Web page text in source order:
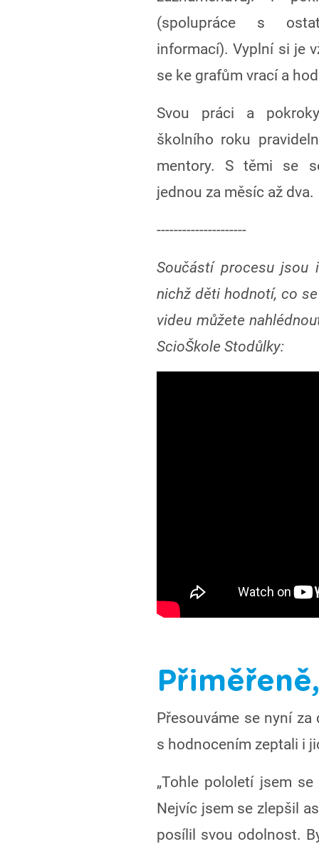
(spolupráce s
informací). Vyplní si je
se ke grafům vrací a
Svou práci a
školního roku
mentory. S těmi se
jednou za měsíc až dva.
---------------------
Součástí procesu jsou
nichž děti hodnotí, co
videu můžete
ScioŠkole Stodůlky:
Přesouváme se nyní
s hodnocením zeptali i
„Tohle pololetí jsem
Nejvíc jsem se zlepšil
posílil svou odolnost.